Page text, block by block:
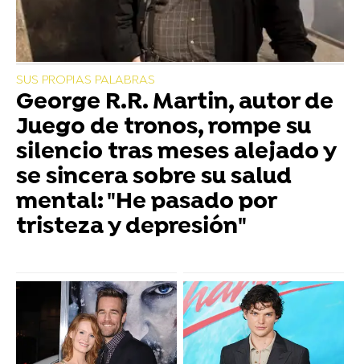
SUS PROPIAS PALABRAS
George R.R. Martin, autor de
Juego de tronos, rompe su
silencio tras meses alejado y
se sincera sobre su salud
mental: "He pasado por
tristeza y depresión"